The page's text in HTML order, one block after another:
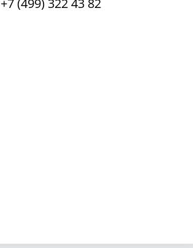
+7 (499) 322 43 82